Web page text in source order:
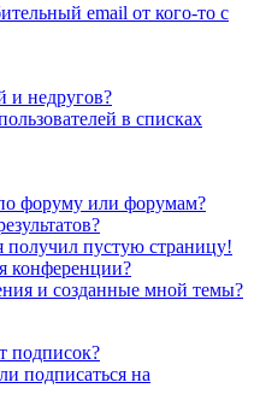
email от кого-то с
и недругов?
в списках
форуму или форумам?
получил пустую страницу!
конференции?
и созданные мной темы?
подписок?
подписаться на